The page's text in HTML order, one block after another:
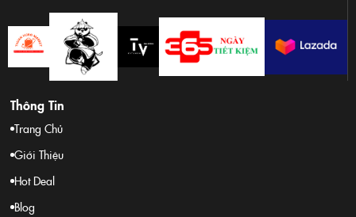
Thông Tin
Trang Chủ
Giới Thiệu
Hot Deal
Blog